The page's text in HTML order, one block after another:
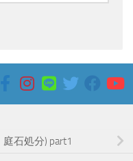
石処分) part1